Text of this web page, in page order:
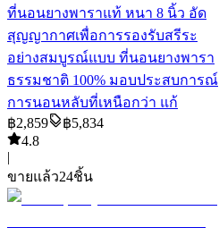
ที่นอนยางพาราแท้ หนา 8 นิ้ว อัด
สุญญากาศเพื่อการรองรับสรีระ
อย่างสมบูรณ์แบบ ที่นอนยางพารา
ธรรมชาติ 100% มอบประสบการณ์
การนอนหลับที่เหนือกว่า แก้
฿2,859 ฿5,834
4.8
|
ขายแล้ว24ชิ้น